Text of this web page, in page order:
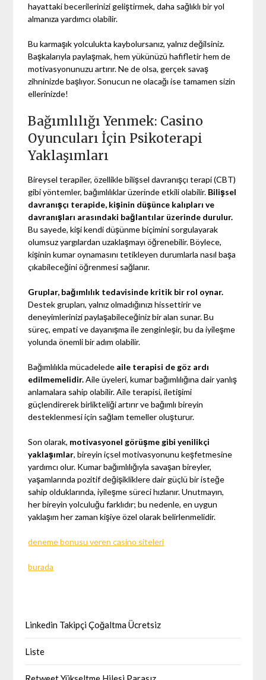
hayattaki becerilerinizi geliştirmek, daha sağlıklı bir yol
almanıza yardımcı olabilir.
Bu karmaşık yolculukta kaybolursanız, yalnız değilsiniz.
Başkalarıyla paylaşmak, hem yükünüzü hafifletir hem de
motivasyonunuzu artırır. Ne de olsa, gerçek savaş
zihninizde başlıyor. Sonucun ne olacağı ise tamamen sizin
ellerinizde!
Bağımlılığı Yenmek: Casino
Oyuncuları İçin Psikoterapi
Yaklaşımları
Bireysel terapiler, özellikle bilişsel davranışçı terapi (CBT)
gibi yöntemler, bağımlılıklar üzerinde etkili olabilir. Bilişsel
davranışçı terapide, kişinin düşünce kalıpları ve
davranışları arasındaki bağlantılar üzerinde durulur.
Bu sayede, kişi kendi düşünme biçimini sorgulayarak
olumsuz yargılardan uzaklaşmayı öğrenebilir. Böylece,
kişinin kumar oynamasını tetikleyen durumlarla nasıl başa
çıkabileceğini öğrenmesi sağlanır.
Gruplar, bağımlılık tedavisinde kritik bir rol oynar.
Destek grupları, yalnız olmadığınızı hissettirir ve
deneyimlerinizi paylaşabileceğiniz bir alan sunar. Bu
süreç, empati ve dayanışma ile zenginleşir, bu da iyileşme
yolunda önemli bir adım olabilir.
Bağımlılıkla mücadelede aile terapisi de göz ardı
edilmemelidir.Aile üyeleri, kumar bağımlılığına dair yanlış
anlamalara sahip olabilir. Aile terapisi, iletişimi
güçlendirerek birlikteliği artırır ve bağımlı bireyin
desteklenmesi için sağlam temeller oluşturur.
Son olarak, motivasyonel görüşme gibi yenilikçi
yaklaşımlar, bireyin içsel motivasyonunu keşfetmesine
yardımcı olur. Kumar bağımlılığıyla savaşan bireyler,
yaşamlarında pozitif değişikliklere dair güçlü bir isteğe
sahip olduklarında, iyileşme süreci hızlanır. Unutmayın,
her bireyin yolculuğu farklıdır; bu nedenle, en uygun
yaklaşım her zaman kişiye özel olarak belirlenmelidir.
deneme bonusu veren casino siteleri
burada
Linkedin Takipçi Çoğaltma Ücretsiz
Liste